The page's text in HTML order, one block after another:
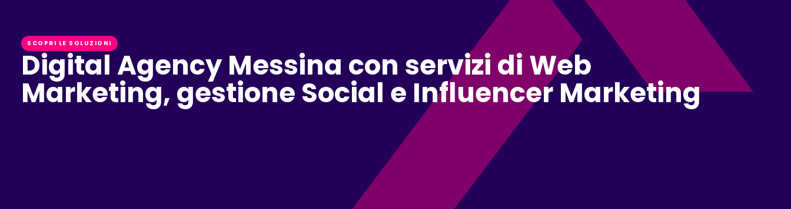
SCOPRI LE SOLUZIONI
Digital Agency Messina con servizi di Web
Marketing, gestione Social e Influencer Marketing